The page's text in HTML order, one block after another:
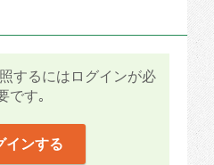
するにはログインが必
です｡
インする